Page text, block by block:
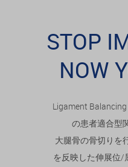
STOP
NOW
Ligament
の患者適合型
大腿骨の骨切りを
を反映した伸展位/